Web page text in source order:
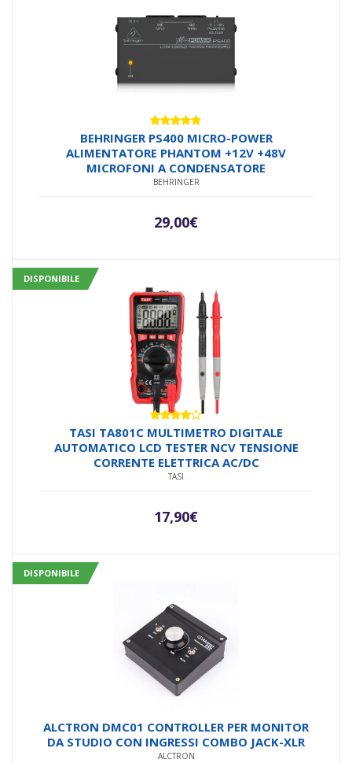
Valutato
4.75su 5
BEHRINGER PS400 MICRO-POWER
ALIMENTATORE PHANTOM +12V +48V
MICROFONI A CONDENSATORE
BEHRINGER
29,00€
DISPONIBILE
Valutato
4.00su
5
TASI TA801C MULTIMETRO DIGITALE
AUTOMATICO LCD TESTER NCV TENSIONE
CORRENTE ELETTRICA AC/DC
TASI
17,90€
DISPONIBILE
ALCTRON DMC01 CONTROLLER PER MONITOR
DA STUDIO CON INGRESSI COMBO JACK-XLR
ALCTRON